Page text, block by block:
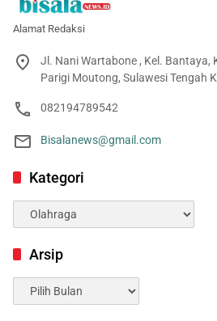
Alamat Redaksi
Jl. Nani Wartabone , Kel. Bantaya,
Parigi Moutong, Sulawesi Tengah
082194789542
Bisalanews@gmail.com
Kategori
Kategori
Arsip
Arsip